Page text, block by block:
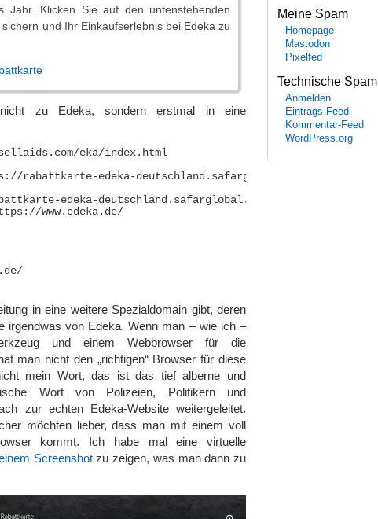
Jahr. Klicken Sie auf den untenstehenden
und Ihr Einkaufserlebnis bei Edeka zu
zu Edeka, sondern erstmal in eine
eka/index.html
rabattkarte-edeka-deutschland.safarglobal.net"
edeka-deutschland.safarglobal.net
www.edeka.de/
in eine weitere Spezialdomain gibt, deren
irgendwas von Edeka. Wenn man – wie ich –
und einem Webbrowser für die
man nicht den „richtigen“ Browser für diese
mein Wort, das ist das tief alberne und
Wort von Polizeien, Politikern und
zur echten Edeka-Website weitergeleitet.
möchten lieber, dass man mit einem voll
kommt. Ich habe mal eine virtuelle
Screenshotzu zeigen, was man dann zu
Meine Spam
Homepage
Mastodon
Pixelfed
Technische Spam
Anmelden
Eintrags-Feed
Kommentar-Feed
WordPress.org